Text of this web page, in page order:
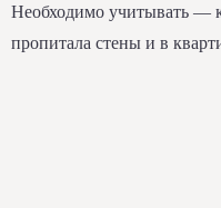
Необходимо учитывать —
пропитала стены и в